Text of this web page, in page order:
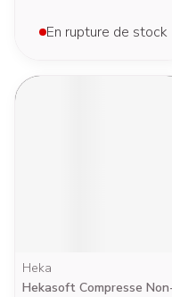
En rupture de stock
Heka
Hekasoft Compresse